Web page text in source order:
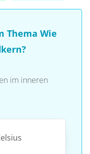
Thema Wie
im inneren